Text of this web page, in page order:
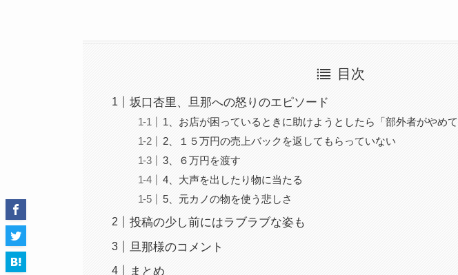
目次
坂口杏里、旦那への怒りのエピソード
1、お店が困っているときに助けようとしたら「部外者がやめ
2、１５万円の売上バックを返してもらっていない
3、６万円を渡す
4、大声を出したり物に当たる
5、元カノの物を使う悲しさ
投稿の少し前にはラブラブな姿も
旦那様のコメント
まとめ